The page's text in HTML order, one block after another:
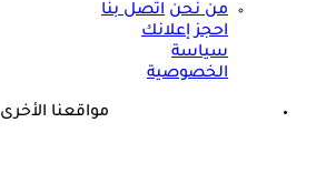
من نحن اتصل بنا
احجز إعلانك
سياسة
الخصوصية
مواقعنا الأخرى